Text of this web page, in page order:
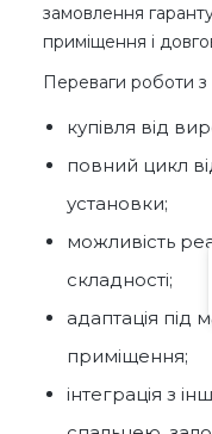
замовлення
приміщення і
Переваги роботи
купівля від
повний цикл
установки;
можливість
складності;
адаптація під
приміщення;
інтеграція з